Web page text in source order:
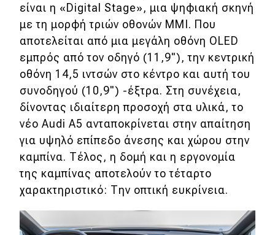
είναι η «Digital Stage», μια ψηφιακή σκηνή
με τη μορφή τριών οθονών MMI. Που
αποτελείται από μια μεγάλη οθόνη OLED
εμπρός από τον οδηγό (11,9"), την κεντρική
οθόνη 14,5 ιντσών στο κέντρο και αυτή του
συνοδηγού (10,9") -έξτρα. Στη συνέχεια,
δίνοντας ιδιαίτερη προσοχή στα υλικά, το
νέο Audi A5 ανταποκρίνεται στην απαίτηση
για υψηλό επίπεδο άνεσης και χώρου στην
καμπίνα. Τέλος, η δομή και η εργονομία
της καμπίνας αποτελούν το τέταρτο
χαρακτηριστικό: Την οπτική ευκρίνεια.